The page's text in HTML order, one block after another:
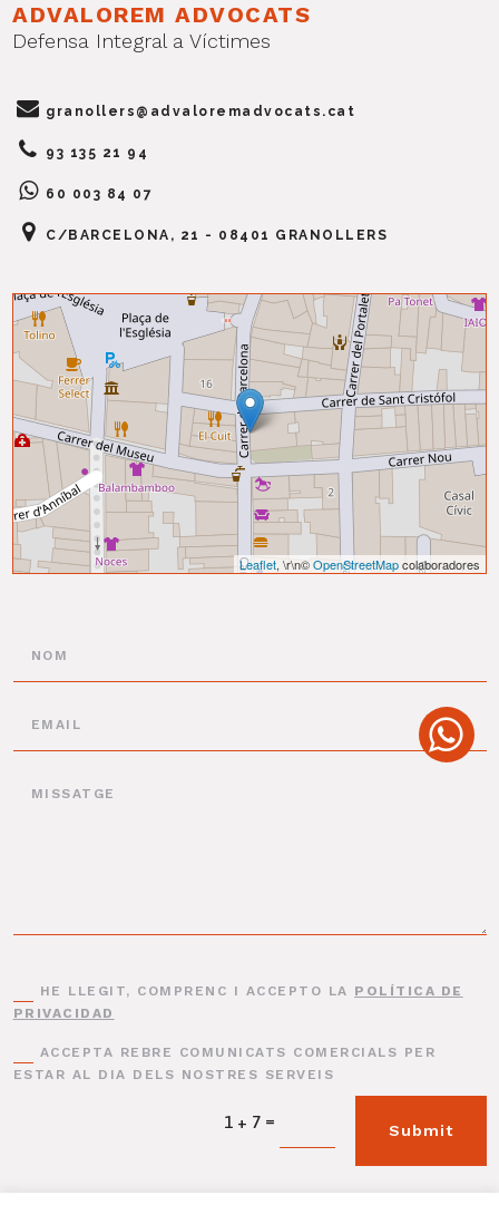
ADVALOREM ADVOCATS
Defensa Integral a Víctimes
granollers@advaloremadvocats.cat
93 135 21 94
60 003 84 07
C/BARCELONA, 21 - 08401 GRANOLLERS
Leaflet, \r\n©OpenStreetMapcolaboradores
HE LLEGIT, COMPRENC I ACCEPTO LA POLÍTICA DE
PRIVACIDAD
ACCEPTA REBRE COMUNICATS COMERCIALS PER
ESTAR AL DIA DELS NOSTRES SERVEIS
1 + 7=
Submit